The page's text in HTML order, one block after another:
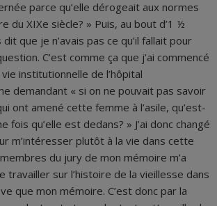
parce qu’elle dérogeait aux normes
du XIXe siècle? » Puis, au bout d’1 ½
que je n’avais pas ce qu’il fallait pour
C’est comme ça que j’ai commencé
institutionnelle de l’hôpital
demandant « si on ne pouvait pas savoir
ont amené cette femme à l’asile, qu’est-
fois qu’elle est dedans? » J’ai donc changé
m’intéresser plutôt à la vie dans cette
du jury de mon mémoire m’a
travailler sur l’histoire de la vieillesse dans
que mon mémoire. C’est donc par la